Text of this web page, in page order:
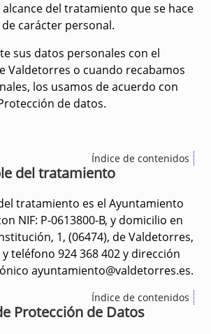
del tratamiento que se hace
carácter personal.
sus datos personales con el
Valdetorres o cuando recabamos
los usamos de acuerdo con
de datos.
Índice de contenidos
del tratamiento
tratamiento es el Ayuntamiento
NIF: P-0613800-B, y domicilio en
1, (06474), de Valdetorres,
y teléfono 924 368 402 y dirección
ayuntamiento@valdetorres.es.
Índice de contenidos
Protección de Datos